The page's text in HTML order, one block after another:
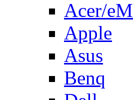
Acer/
Apple
Asus
Benq